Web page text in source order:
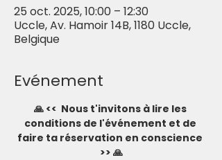
25 oct. 2025, 10:00 – 12:30
Uccle, Av. Hamoir 14B, 1180 Uccle,
Belgique
Evénement
🙏 <<  Nous t'invitons à lire les
conditions de l'événement et de
faire ta réservation en conscience
>> 🙏